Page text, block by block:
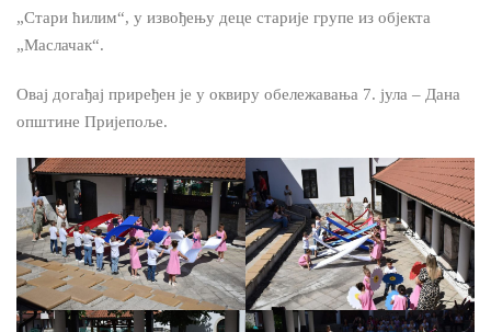
„Стари ћилим“, у извођењу деце старије групе из објекта
„Маслачак“.
Овај догађај приређен је у оквиру обележавања 7. јула – Дана
општине Пријепоље.